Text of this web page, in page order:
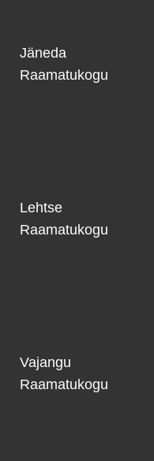
Jäneda
Raamatukogu
Lehtse
Raamatukogu
Vajangu
Raamatukogu